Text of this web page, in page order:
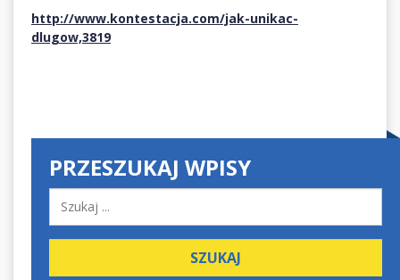
http://www.kontestacja.com/jak-unikac-
dlugow,3819
PRZESZUKAJ WPISY